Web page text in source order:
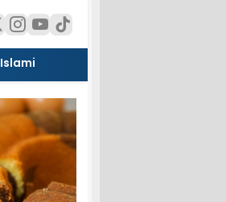
Islami